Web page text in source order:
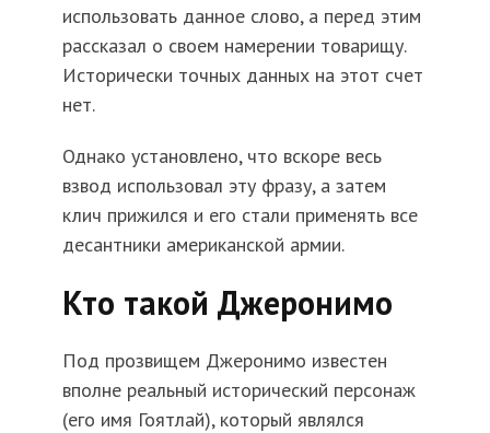
использовать данное слово, а перед этим
рассказал о своем намерении товарищу.
Исторически точных данных на этот счет
нет.
Однако установлено, что вскоре весь
взвод использовал эту фразу, а затем
клич прижился и его стали применять все
десантники американской армии.
Кто такой Джеронимо
Под прозвищем Джеронимо известен
вполне реальный исторический персонаж
(его имя Гоятлай), который являлся